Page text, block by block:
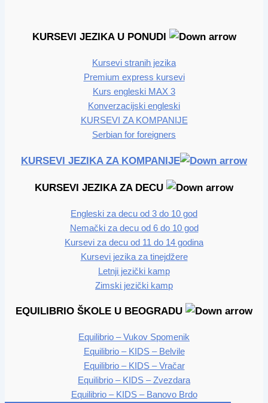
KURSEVI JEZIKA U PONUDI
Kursevi stranih jezika
Premium express kursevi
Kurs engleski MAX 3
Konverzacijski engleski
KURSEVI ZA KOMPANIJE
Serbian for foreigners
KURSEVI JEZIKA ZA KOMPANIJE
KURSEVI JEZIKA ZA DECU
Engleski za decu od 3 do 10 god
Nemački za decu od 6 do 10 god
Kursevi za decu od 11 do 14 godina
Kursevi jezika za tinejdžere
Letnji jezički kamp
Zimski jezički kamp
EQUILIBRIO ŠKOLE U BEOGRADU
Equilibrio – Vukov Spomenik
Equilibrio – K DS– Belvile
Equilibrio – K DS– Vračar
Equilibrio – K DS – Zvezdara
Equilibrio – K DS– Banovo Brdo